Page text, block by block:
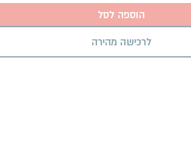
הוספה לסל
לרכישה מהירה